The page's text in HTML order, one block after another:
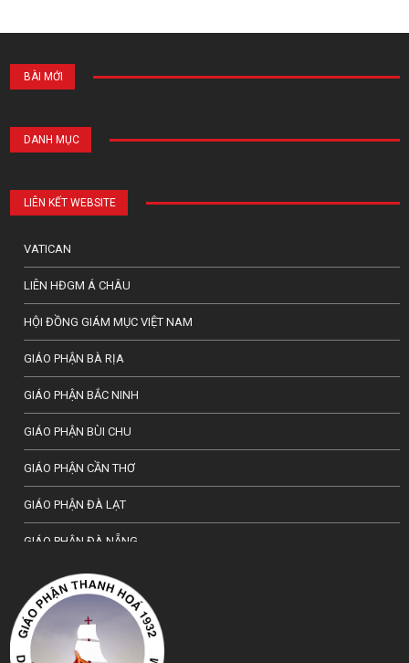
BÀI MỚI
DANH MỤC
LIÊN KẾT WEBSITE
VATICAN
LIÊN HĐGM Á CHÂU
HỘI ĐỒNG GIÁM MỤC VIỆT NAM
GIÁO PHẬN BÀ RỊA
GIÁO PHẬN BẮC NINH
GIÁO PHẬN BÙI CHU
GIÁO PHẬN CẦN THƠ
GIÁO PHẬN ĐÀ LẠT
GIÁO PHẬN ĐÀ NẴNG
TỔNG GIÁO PHẬN HÀ NỘI
GIÁO PHẬN HẢI PHÒNG
TỔNG GIÁO PHẬN HUẾ